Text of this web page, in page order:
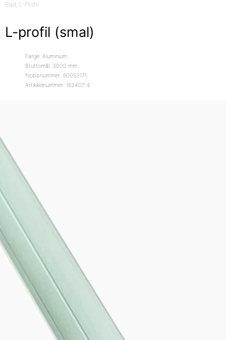
Bad, L-Profil
L-profil (smal)
Farge: Aluminium
Bruttomål: 3000 mm
Nobbnummer: 60053171
Artikkelnummer: 163407-E